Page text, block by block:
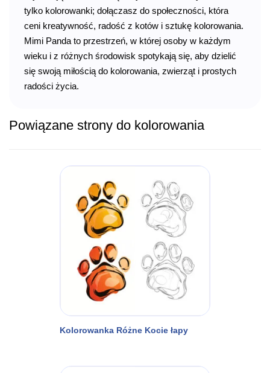
tylko kolorowanki; dołączasz do społeczności, która
ceni kreatywność, radość z kotów i sztukę kolorowania.
Mimi Panda to przestrzeń, w której osoby w każdym
wieku i z różnych środowisk spotykają się, aby dzielić
się swoją miłością do kolorowania, zwierząt i prostych
radości życia.
Powiązane strony do kolorowania
Kolorowanka Różne Kocie łapy